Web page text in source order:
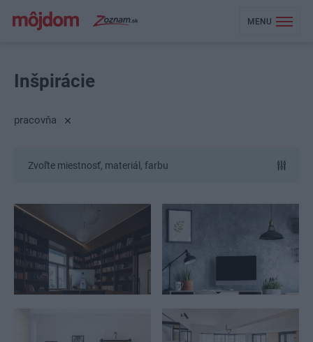
MENU
Inšpirácie
pracovňa
Zvoľte miestnosť, materiál, farbu